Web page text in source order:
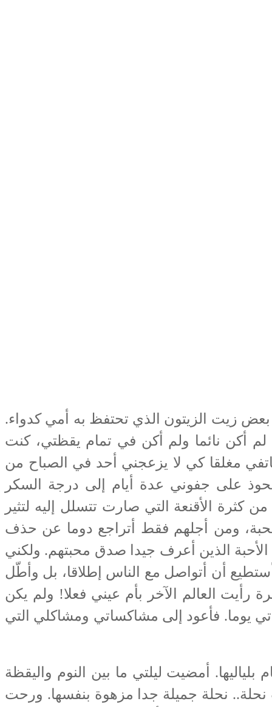
زيت الزيتون الذي تحتفظ به أمي كدواء.
أكن نائما ولم أكن في تمام يقظتي، كنت
مغلقا كي لا يزعجني أحد في الصباح من
على جفوني عدة أيام إلى درجة السكر
كثرة الأقنعة التي صارت تتسلل إليه لتثير
ومن أجلهم فقط أتراجع دوما عن حذف
الذين أعرف جيدا صدق محبتهم. ولكني
أن أتواصل مع الناس إطلاقا، بل وأطّل
العالم الآخر بأم عيني فعلا! ولم يكن
يوما. فأعود إلى مشاكساتي ومشاكلي التي
أمضيت ليلتي ما بين النوم واليقظة
نحلة.. نحلة جميلة جدا مزهوة بنفسها. ورحت